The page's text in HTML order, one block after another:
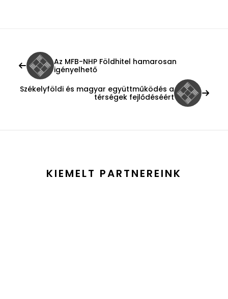
Az MFB-NHP Földhitel hamarosan
igényelhető
Székelyföldi és magyar együttműködés a
térségek fejlődéséért
KIEMELT PARTNEREINK